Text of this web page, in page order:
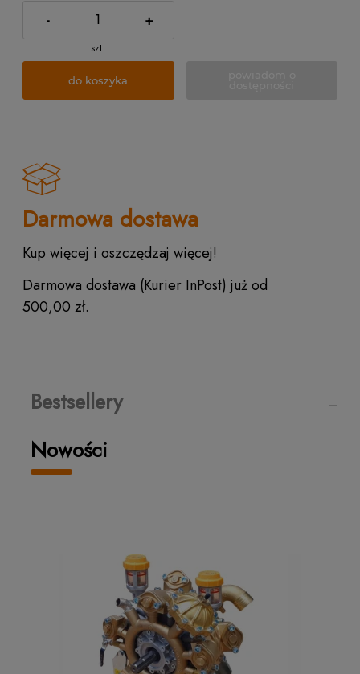
- +
szt.
do koszyka
Darmowa dostawa
Kup więcej i oszczędzaj więcej!
Darmowa dostawa (Kurier InPost) już od
500,00 zł.
Nowości
Bestsellery